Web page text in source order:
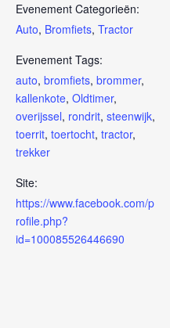
Evenement Categorieën:
Auto, Bromfiets, Tractor
Evenement Tags:
auto, bromfiets, brommer,
kallenkote, Oldtimer,
overijssel, rondrit, steenwijk,
toerrit, toertocht, tractor,
trekker
Site:
https://www.facebook.com/p
rofile.php?
id=100085526446690